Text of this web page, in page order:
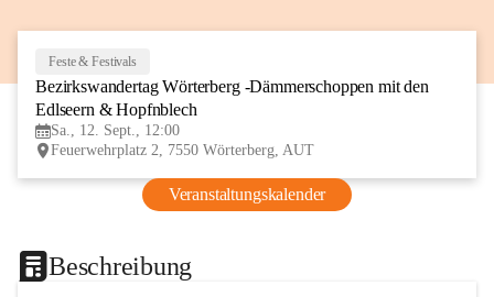
Feste & Festivals
Bezirkswandertag Wörterberg -Dämmerschoppen mit den
Edlseern & Hopfnblech
Sa., 12. Sept., 12:00
Feuerwehrplatz 2, 7550 Wörterberg, AUT
Veranstaltungskalender
Beschreibung